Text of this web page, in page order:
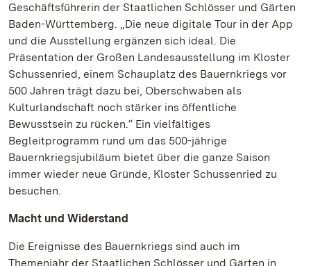
Geschäftsführerin der Staatlichen Schlösser und Gärten
Baden-Württemberg. „Die neue digitale Tour in der App
und die Ausstellung ergänzen sich ideal. Die
Präsentation der Großen Landesausstellung im Kloster
Schussenried, einem Schauplatz des Bauernkriegs vor
500 Jahren trägt dazu bei, Oberschwaben als
Kulturlandschaft noch stärker ins öffentliche
Bewusstsein zu rücken.“ Ein vielfältiges
Begleitprogramm rund um das 500-jährige
Bauernkriegsjubiläum bietet über die ganze Saison
immer wieder neue Gründe, Kloster Schussenried zu
besuchen.
Macht und Widerstand
Die Ereignisse des Bauernkriegs sind auch im
Themenjahr der Staatlichen Schlösser und Gärten in